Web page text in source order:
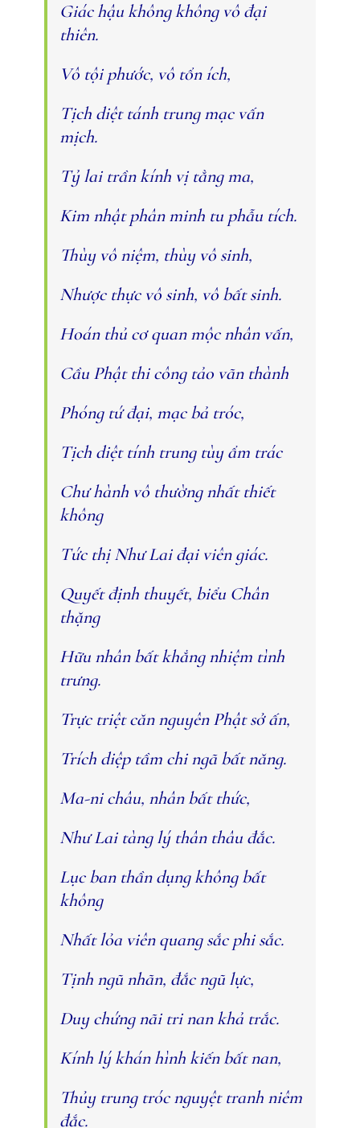
Giác hậu không không vô đại
thiên.
Vô tội phước, vô tổn ích,
Tịch diệt tánh trung mạc vấn
mịch.
Tỷ lai trần kính vị tằng ma,
Kim nhật phân minh tu phẫu tích.
Thùy vô niệm, thùy vô sinh,
Nhược thực vô sinh, vô bất sinh.
Hoán thủ cơ quan mộc nhân vấn,
Cầu Phật thi công tảo vãn thành
Phóng tứ đại, mạc bả tróc,
Tịch diệt tính trung tùy ẩm trác
Chư hành vô thường nhất thiết
không
Tức thị Như Lai đại viên giác.
Quyết định thuyết, biểu Chân
thặng
Hữu nhân bất khẳng nhiệm tình
trưng.
Trực triệt căn nguyên Phật sở ấn,
Trích diệp tầm chi ngã bất năng.
Ma-ni châu, nhân bất thức,
Như Lai tàng lý thân thâu đắc.
Lục ban thần dụng không bất
không
Nhất lỏa viên quang sắc phi sắc.
Tịnh ngũ nhãn, đắc ngũ lực,
Duy chứng nãi tri nan khả trắc.
Kính lý khán hình kiến bất nan,
Thủy trung tróc nguyệt tranh niêm
đắc.